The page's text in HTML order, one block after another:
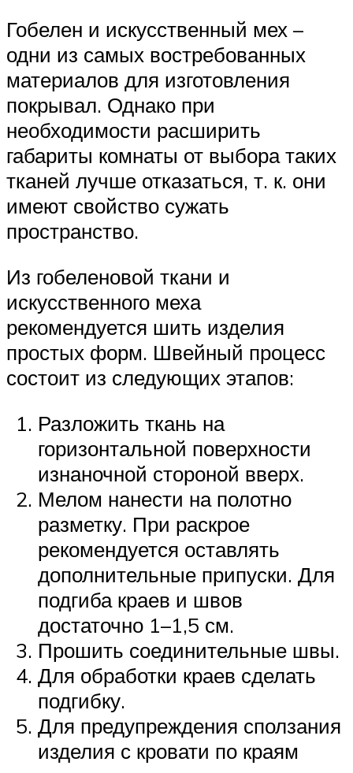
Гобелен и искусственный мех –
одни из самых востребованных
материалов для изготовления
покрывал. Однако при
необходимости расширить
габариты комнаты от выбора таких
тканей лучше отказаться, т. к. они
имеют свойство сужать
пространство.
Из гобеленовой ткани и
искусственного меха
рекомендуется шить изделия
простых форм. Швейный процесс
состоит из следующих этапов:
Разложить ткань на
горизонтальной поверхности
изнаночной стороной вверх.
Мелом нанести на полотно
разметку. При раскрое
рекомендуется оставлять
дополнительные припуски. Для
подгиба краев и швов
достаточно 1–1,5 см.
Прошить соединительные швы.
Для обработки краев сделать
подгибку.
Для предупреждения сползания
изделия с кровати по краям